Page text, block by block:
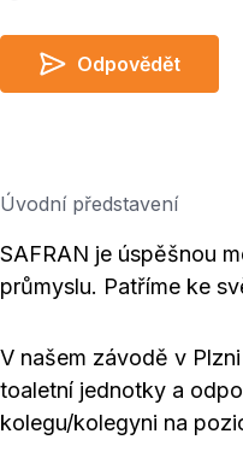
Odpovědět
Úvodní představení
SAFRAN je úspěšnou
průmyslu. Patříme ke
V našem závodě v
toaletní jednotky a
kolegu/kolegyni na